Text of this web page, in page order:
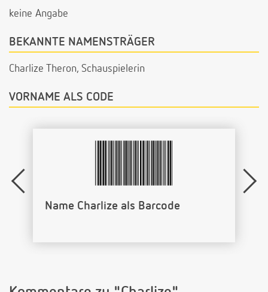
keine Angabe
BEKANNTE NAMENSTRÄGER
Charlize Theron, Schauspielerin
VORNAME ALS CODE
Name Charlize als Barcode